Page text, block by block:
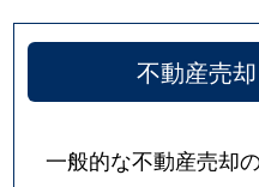
不動産売
一般的な不動産売却